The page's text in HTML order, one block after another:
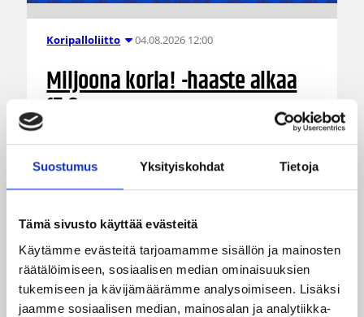
Suostumus Yksityiskohdat Tietoja
Tämä sivusto käyttää evästeitä
Käytämme evästeitä tarjoamamme sisällön ja mainosten
räätälöimiseen, sosiaalisen median ominaisuuksien
tukemiseen ja kävijämäärämme analysoimiseen. Lisäksi
jaamme sosiaalisen median, mainosalan ja analytiikka-
Koripalloliitto 04.08.2026 12:00
Miljoona koria! -haaste alkaa
17.8.
innostaa mukaan uusia pelaajia ja syventää
yhteistyötä koulujen kanssa.